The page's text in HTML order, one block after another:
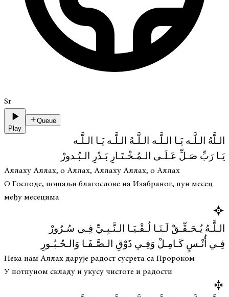
Sr
Play
Queue
الـلَّهُ الـلَّـه يَـا الـلَّـه الـلَّـهُ الـلَّـه يَـا الـلَّـه
يَـا رَبِّ صَـلِّ عَـلَـى الـمُـخْـتَـارِ بَـدْرِ الـبُـدورْ
Аллаху Аллах, о Аллах, Аллаху Аллах, о Аллах
О Господе, пошаљи благослове на Изабраног, пун месец
међу месецима
الـلَّـهُ يُـحَـقِّـقْ لَـنَـا لُـقْـيَـا الـنَّـبِـيِّ فِـي سُـرُورْ
فِـي أُنْـسٍ كَـامِـلْ وَفِـي ذَوْقِ الـصَّـفَـا وَالـحُـبُـورِ
Нека нам Аллах дарује радост сусрета са Пророком
У потпуном складу и укусу чистоте и радости